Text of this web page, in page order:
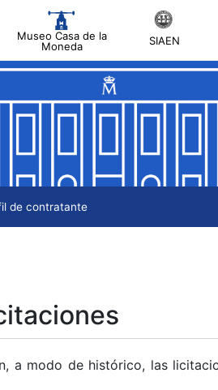
Museo Casa de la
Moneda
SIAEN
de contratante
a modo de histórico, las